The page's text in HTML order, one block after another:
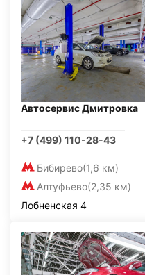
Автосервис Дмитровка
+7 (499) 110-28-43
Бибирево(1,6 км)
Алтуфьево(2,35 км)
Лобненская 4